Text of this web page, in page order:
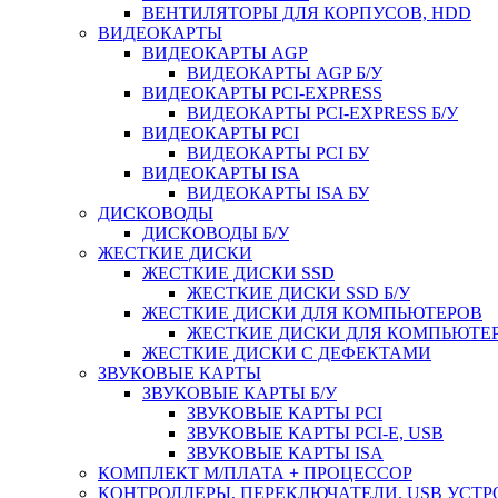
ВЕНТИЛЯТОРЫ ДЛЯ КОРПУСОВ, HDD
ВИДЕОКАРТЫ
ВИДЕОКАРТЫ AGP
ВИДЕОКАРТЫ AGP Б/У
ВИДЕОКАРТЫ PCI-EXPRESS
ВИДЕОКАРТЫ PCI-EXPRESS Б/У
ВИДЕОКАРТЫ PCI
ВИДЕОКАРТЫ PCI БУ
ВИДЕОКАРТЫ ISA
ВИДЕОКАРТЫ ISA БУ
ДИСКОВОДЫ
ДИСКОВОДЫ Б/У
ЖЕСТКИЕ ДИСКИ
ЖЕСТКИЕ ДИСКИ SSD
ЖЕСТКИЕ ДИСКИ SSD Б/У
ЖЕСТКИЕ ДИСКИ ДЛЯ КОМПЬЮТЕРОВ
ЖЕСТКИЕ ДИСКИ ДЛЯ
ЖЕСТКИЕ ДИСКИ С ДЕФЕКТАМИ
ЗВУКОВЫЕ КАРТЫ
ЗВУКОВЫЕ КАРТЫ Б/У
ЗВУКОВЫЕ КАРТЫ PCI
ЗВУКОВЫЕ КАРТЫ PCI-E, USB
ЗВУКОВЫЕ КАРТЫ ISA
КОМПЛЕКТ М/ПЛАТА + ПРОЦЕССОР
КОНТРОЛЛЕРЫ, ПЕРЕКЛЮЧАТЕЛИ, USB